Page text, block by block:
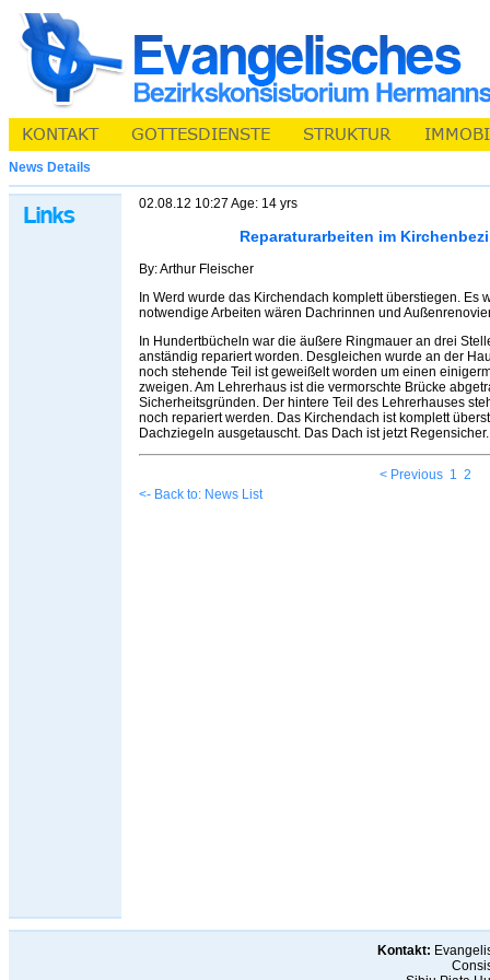
News Details
02.08.12 10:27 Age: 14 yrs
Reparaturarbeiten im
By: Arthur Fleischer
In Werd wurde das Kirchendach komplett überstiegen. Es
notwendige Arbeiten wären Dachrinnen und
In Hundertbücheln war die äußere Ringmauer an drei
anständig repariert worden. Desgleichen wurde an der
noch stehende Teil ist geweißelt worden um einen
zweigen. Am Lehrerhaus ist die vermorschte Brücke
Sicherheitsgründen. Der hintere Teil des Lehrerhauses
noch repariert werden. Das Kirchendach ist komplett
Dachziegeln ausgetauscht. Das Dach ist jetzt Regensicher.
< Previous 1 2
<- Back to: News List
Kontakt: